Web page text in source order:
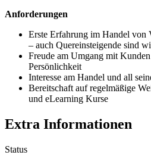
Anforderungen
Erste Erfahrung im Handel von
– auch Quereinsteigende sind
Freude am Umgang mit
Persönlichkeit
Interesse am Handel und all
Bereitschaft auf regelmäßige
und eLearning Kurse
Extra Informationen
Status